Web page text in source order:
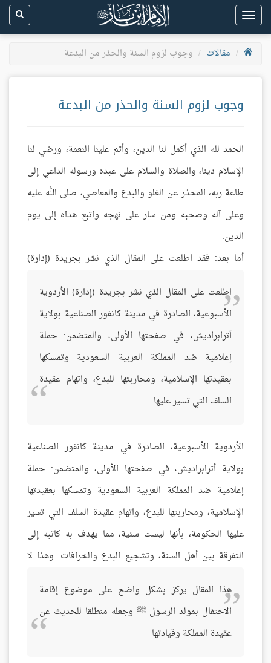
Toggle
navigation
مقالات
وجوب لزوم السنة والحذر من البدعة
وجوب لزوم السنة والحذر من البدعة
الحمد لله الذي أكمل لنا الدين، وأتم علينا النعمة، ورضي لنا
الإسلام دينا، والصلاة والسلام على عبده ورسوله الداعي إلى
طاعة ربه، المحذر عن الغلو والبدع والمعاصي، صلى الله عليه
وعلى آله وصحبه ومن سار على نهجه واتبع هداه إلى يوم
الدين.
أما بعد:
اطلعت على المقال الذي نشر بجريدة (إدارة) الأردوية
الأسبوعية، الصادرة في مدينة كانفور الصناعية بولاية
أترابراديش، في صفحتها الأولى، والمتضمن: حملة
إعلامية ضد المملكة العربية السعودية وتمسكها
بعقيدتها الإسلامية، ومحاربتها للبدع، واتهام عقيدة
السلف التي تسير عليها
فقد اطلعت على المقال الذي نشر بجريدة (إدارة)
الأردوية الأسبوعية، الصادرة في مدينة كانفور الصناعية
بولاية أترابراديش، في صفحتها الأولى، والمتضمن: حملة
إعلامية ضد المملكة العربية السعودية وتمسكها بعقيدتها
الإسلامية، ومحاربتها للبدع، واتهام عقيدة السلف التي تسير
عليها الحكومة، بأنها ليست سنية، مما يهدف به كاتبه إلى
التفرقة بين أهل السنة، وتشجيع البدع والخرافات.
هذا المقال يركز بشكل واضح على موضوع إقامة
الاحتفال بمولد الرسول ﷺ وجعله منطلقا للحديث عن
عقيدة المملكة وقيادتها
وهذا لا